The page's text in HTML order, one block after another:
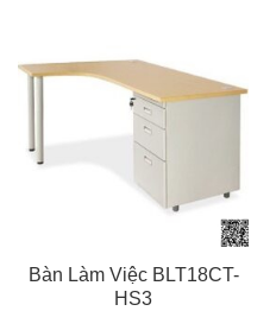
Bàn Làm Việc BLT18CT-
HS3